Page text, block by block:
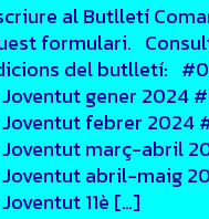
al Butlletí
formulari.
del butlletí:
gener 2024
Joventut febrer 2024
Joventut març-abril
Joventut abril-maig
11è […]